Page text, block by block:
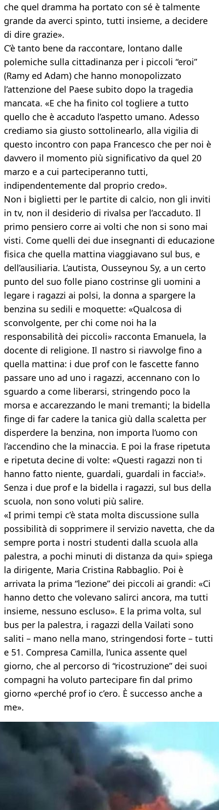
che quel dramma ha portato con sé è talmente
grande da averci spinto, tutti insieme, a decidere
di dire grazie».
C’è tanto bene da raccontare, lontano dalle
polemiche sulla cittadinanza per i piccoli “eroi”
(Ramy ed Adam) che hanno monopolizzato
l’attenzione del Paese subito dopo la tragedia
mancata. «E che ha finito col togliere a tutto
quello che è accaduto l’aspetto umano. Adesso
crediamo sia giusto sottolinearlo, alla vigilia di
questo incontro con papa Francesco che per noi è
davvero il momento più significativo da quel 20
marzo e a cui parteciperanno tutti,
indipendentemente dal proprio credo».
Non i biglietti per le partite di calcio, non gli inviti
in tv, non il desiderio di rivalsa per l’accaduto. Il
primo pensiero corre ai volti che non si sono mai
visti. Come quelli dei due insegnanti di educazione
fisica che quella mattina viaggiavano sul bus, e
dell’ausiliaria. L’autista, Ousseynou Sy, a un certo
punto del suo folle piano costrinse gli uomini a
legare i ragazzi ai polsi, la donna a spargere la
benzina su sedili e moquette: «Qualcosa di
sconvolgente, per chi come noi ha la
responsabilità dei piccoli» racconta Emanuela, la
docente di religione. Il nastro si riavvolge fino a
quella mattina: i due prof con le fascette fanno
passare uno ad uno i ragazzi, accennano con lo
sguardo a come liberarsi, stringendo poco la
morsa e accarezzando le mani tremanti; la bidella
finge di far cadere la tanica giù dalla scaletta per
disperdere la benzina, non importa l’uomo con
l’accendino che la minaccia. E poi la frase ripetuta
e ripetuta decine di volte: «Questi ragazzi non ti
hanno fatto niente, guardali, guardali in faccia!».
Senza i due prof e la bidella i ragazzi, sul bus della
scuola, non sono voluti più salire.
«I primi tempi c’è stata molta discussione sulla
possibilità di sopprimere il servizio navetta, che da
sempre porta i nostri studenti dalla scuola alla
palestra, a pochi minuti di distanza da qui» spiega
la dirigente, Maria Cristina Rabbaglio. Poi è
arrivata la prima “lezione” dei piccoli ai grandi: «Ci
hanno detto che volevano salirci ancora, ma tutti
insieme, nessuno escluso». E la prima volta, sul
bus per la palestra, i ragazzi della Vailati sono
saliti – mano nella mano, stringendosi forte – tutti
e 51. Compresa Camilla, l’unica assente quel
giorno, che al percorso di “ricostruzione” dei suoi
compagni ha voluto partecipare fin dal primo
giorno «perché prof io c’ero. È successo anche a
me».